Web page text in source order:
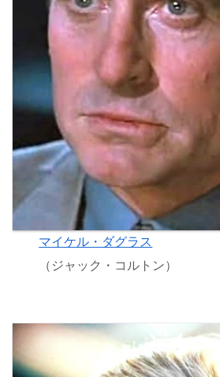
マイケル・ダグラス
（ジャック・コルトン）